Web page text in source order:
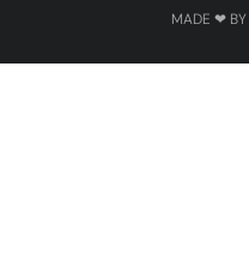
MADE ❤ BY